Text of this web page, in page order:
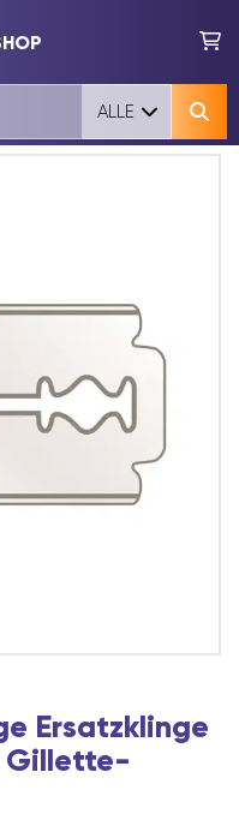
ALLE
Ersatzklinge
Gillette-